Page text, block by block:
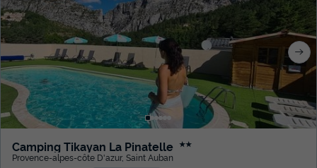
Camping Tikayan La Pinatelle ★★
Provence-alpes-côte D'azur, Saint Auban